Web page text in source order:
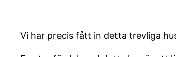
Vi har precis fått in detta trevliga